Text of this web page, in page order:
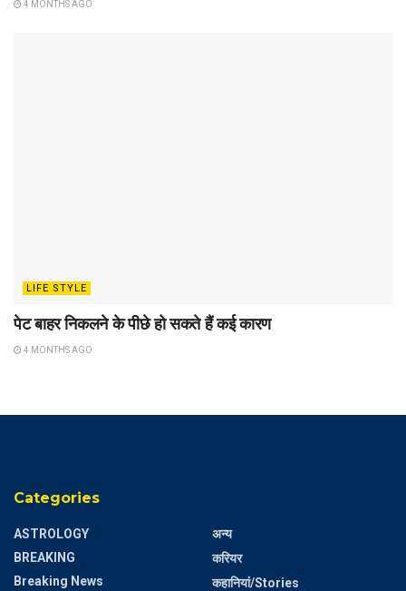
4 MONTHS AGO
LIFE STYLE
पेट बाहर निकलने के पीछे हो सकते हैं कई कारण
4 MONTHS AGO
Categories
ASTROLOGY
BREAKING
Breaking News
अन्य
करियर
कहानियां/Stories